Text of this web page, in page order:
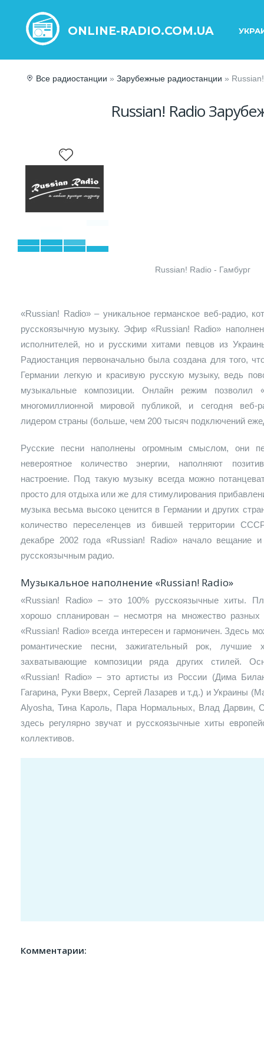
ONLINE-RADIO.COM.UA
Все радиостанции » Зарубежные радиостанции »
Russian! Radio
Russian! Radio - Гамбург
«Russian! Radio» – уникальное германское веб-радио,
русскоязычную музыку. Эфир «Russian! Radio»
исполнителей, но и русскими хитами певцов из
Радиостанция первоначально была создана для того,
Германии легкую и красивую русскую музыку, ведь
музыкальные композиции. Онлайн режим позволил
многомиллионной мировой публикой, и сегодня веб-
лидером страны (больше, чем 200 тысяч подключений
Русские песни наполнены огромным смыслом, они
невероятное количество энергии, наполняют
настроение. Под такую музыку всегда можно
просто для отдыха или же для стимулирования
музыка весьма высоко ценится в Германии и других
количество переселенцев из бившей территории
декабре 2002 года «Russian! Radio» начало вещание
русскоязычным радио.
Музыкальное наполнение «Russian! Radio»
«Russian! Radio» – это 100% русскоязычные хиты.
хорошо спланирован – несмотря на множество
«Russian! Radio» всегда интересен и гармоничен. Здесь
романтические песни, зажигательный рок,
захватывающие композиции ряда других стилей.
«Russian! Radio» – это артисты из России (Дима
Гагарина, Руки Вверх, Сергей Лазарев и т.д.) и Украины
Alyosha, Тина Кароль, Пара Нормальных, Влад Дарвин,
здесь регулярно звучат и русскоязычные хиты
коллективов.
Комментарии: